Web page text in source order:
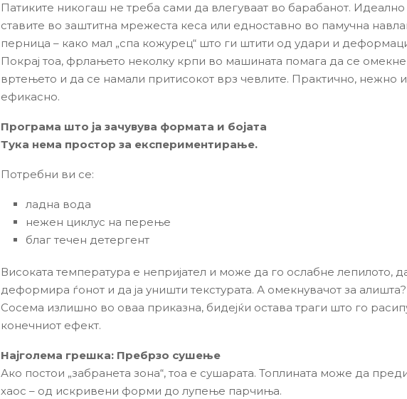
Патиките никогаш не треба сами да влегуваат во барабанот. Идеално
ставите во заштитна мрежеста кеса или едноставно во памучна
перница – како мал „спа кожурец“ што ги штити од удари и
Покрај тоа, фрлањето неколку крпи во машината помага да се омекне
вртењето и да се намали притисокот врз чевлите. Практично, нежно и
ефикасно.
Програма што ја зачувува формата и бојата
Тука нема простор за експериментирање.
Потребни ви се:
ладна вода
нежен циклус на перење
благ течен детергент
Високата температура е непријател и може да го ослабне лепилото,
деформира ѓонот и да ја уништи текстурата. А омекнувачот за алишта?
Сосема излишно во оваа приказна, бидејќи остава траги што го
конечниот ефект.
Најголема грешка: Пребрзо сушење
Ако постои „забранета зона“, тоа е сушарата. Топлината може да
хаос – од искривени форми до лупење парчиња.